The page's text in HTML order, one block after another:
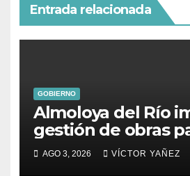
Entrada relacionada
GOBIERNO
Almoloya del Río
gestión de obras
fortalecer el
municipio
AGO 3, 2026 VÍCTOR YAÑEZ